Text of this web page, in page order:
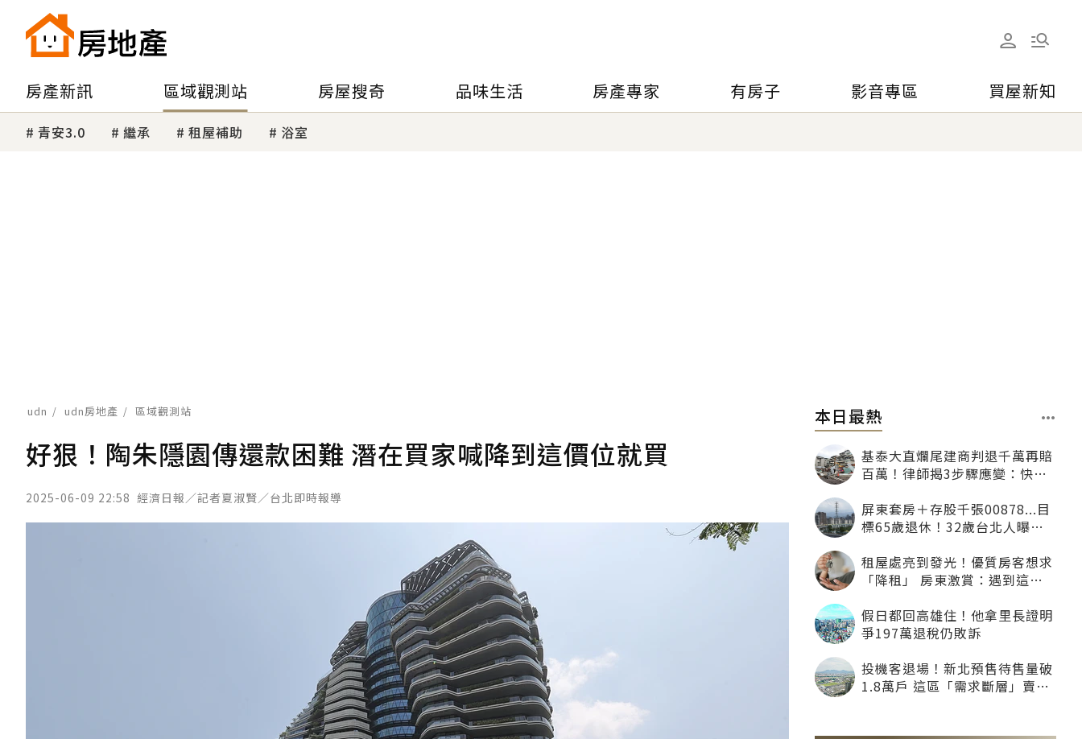
房產新訊 區域觀測站 房屋搜奇 品味生活 房產專家 有房子 影音專區 買屋新知
青安3.0 繼承 租屋補助 浴室
udn udn房地產 區域觀測站
好狠！陶朱隱園傳還款困難 潛在買家喊降到這價位就買
2025-06-09 22:58 經濟日報／記者夏淑賢／台北即時報導
本日最熱
基泰大直爛尾建商判退千萬再賠
百萬！律師揭3步驟應變：快通
屏東套房＋存股千張00878...目
標65歲退休！32歲台北人曝：
租屋處亮到發光！優質房客想求
「降租」 房東激賞：遇到這種
假日都回高雄住！他拿里長證明
爭197萬退稅仍敗訴
投機客退場！新北預售待售量破
1.8萬戶 這區「需求斷層」賣壓